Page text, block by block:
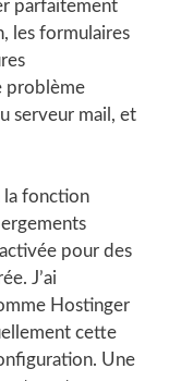
parfaitement
les formulaires
problème
serveur mail, et
la fonction
pour des
J’ai
Hostinger
cette
Une